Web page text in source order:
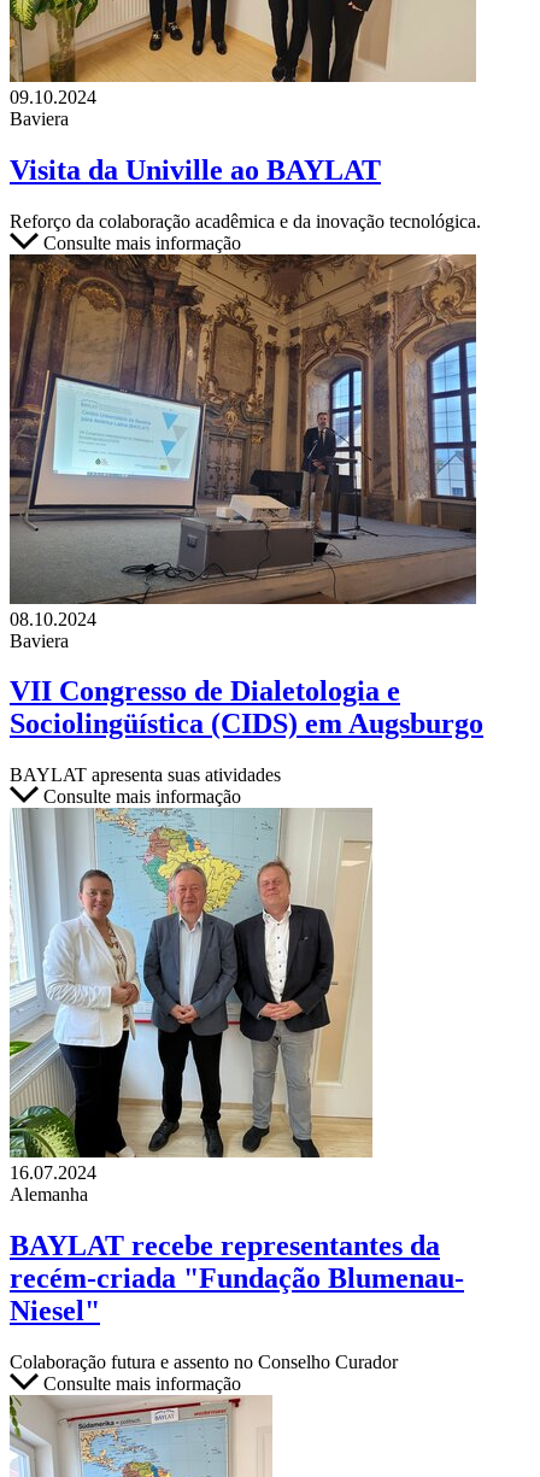
09.10.2024
Baviera
Visita da Univille ao BAYLAT
Reforço da colaboração acadêmica e da inovação tecnológica.
Consulte mais informação
08.10.2024
Baviera
VII Congresso de Dialetologia e
Sociolingüística (CIDS) em Augsburgo
BAYLAT apresenta suas atividades
Consulte mais informação
16.07.2024
Alemanha
BAYLAT recebe representantes da
recém-criada "Fundação Blumenau-
Niesel"
Colaboração futura e assento no Conselho Curador
Consulte mais informação